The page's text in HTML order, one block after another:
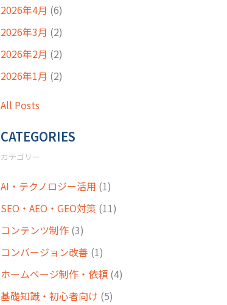
2026年4月 (6)
2026年3月 (2)
2026年2月 (2)
2026年1月 (2)
All Posts
CATEGORIES
カテゴリー
AI・テクノロジー活用 (1)
SEO・AEO・GEO対策 (11)
コンテンツ制作 (3)
コンバージョン改善 (1)
ホームページ制作・依頼 (4)
基礎知識・初心者向け (5)